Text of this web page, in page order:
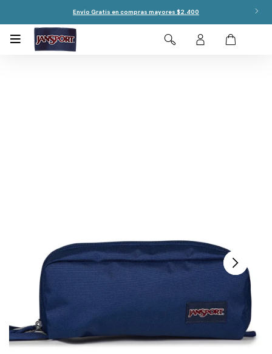
Envío Gratis en compras mayores $2.400
